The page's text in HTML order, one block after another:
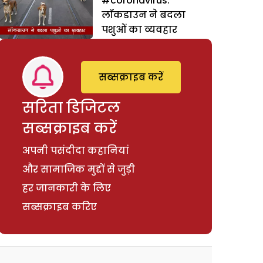
लॉकडाउन ने बदला
पशुओं का व्यवहार
सरिता डिजिटल
सब्सक्राइब करें
अपनी पसंदीदा कहानियां
और सामाजिक मुद्दों से जुड़ी
हर जानकारी के लिए
सब्सक्राइब करिए
सब्सक्राइब करें